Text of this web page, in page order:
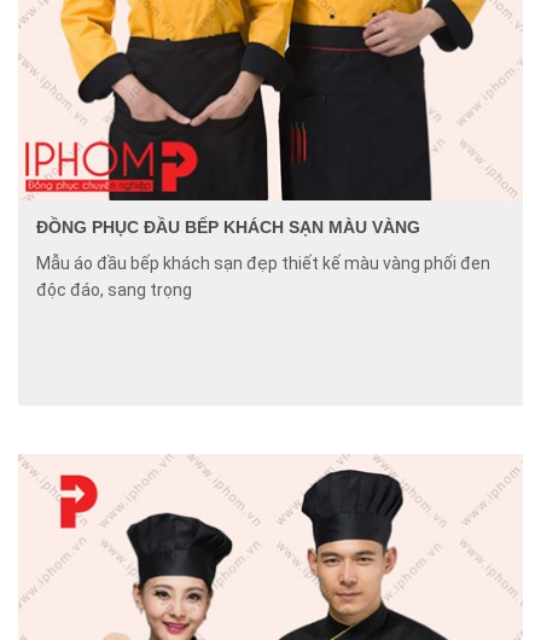
ĐỒNG PHỤC ĐẦU BẾP KHÁCH SẠN MÀU VÀNG
Mẫu áo đầu bếp khách sạn đẹp thiết kế màu vàng phối đen
độc đáo, sang trọng